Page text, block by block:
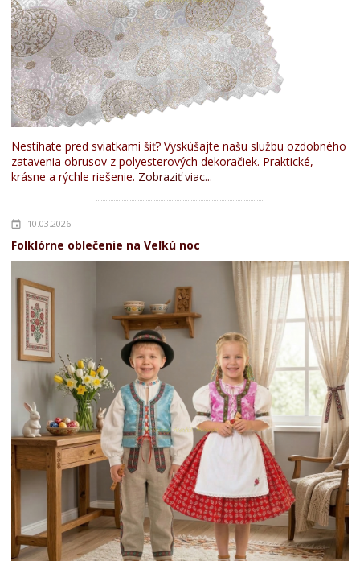
Nestíhate pred sviatkami šiť? Vyskúšajte našu službu ozdobného
zatavenia obrusov z polyesterových dekoračiek. Praktické,
krásne a rýchle riešenie. Zobraziť viac...
10.03.2026
Folklórne oblečenie na Veľkú noc